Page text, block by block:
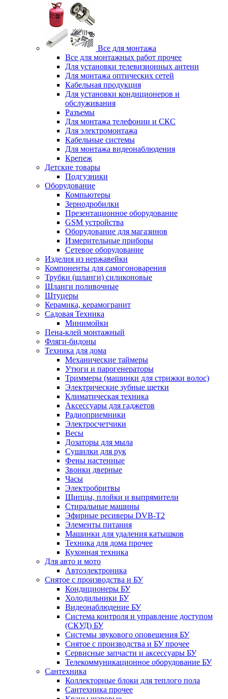
Все для монтажа
Все для монтажных работ прочее
Для установки телевизионных антенн
Для монтажа оптических сетей
Кабельная продукция
Для установки кондиционеров и
обслуживания
Разъемы
Для монтажа телефонии и СКС
Для электромонтажа
Кабельные системы
Для монтажа видеонаблюдения
Крепеж
Детские товары
Подгузники
Оборудование
Компьютеры
Зернодробилки
Презентационное оборудование
GSM устройства
Оборудование для магазинов
Измерительные приборы
Сетевое оборудование
Изделия из нержавейки
Компоненты для самогоноварения
Трубки (шланги) силиконовые
Шланги поливочные
Штуцеры
Керамика, керамогранит
Садовая Техника
Минимойки
Пена-клей монтажный
Фляги-бидоны
Техника для дома
Механические таймеры
Утюги и парогенераторы
Триммеры (машинки для стрижки волос)
Электрические зубные щетки
Климатическая техника
Аксессуары для гаджетов
Радиоприемники
Электросчетчики
Весы
Дозаторы для мыла
Сушилки для рук
Фены настенные
Звонки дверные
Часы
Электробритвы
Щипцы, плойки и выпрямители
Стиральные машины
Эфирные ресиверы DVB-T2
Элементы питания
Машинки для удаления катышков
Техника для дома прочее
Кухонная техника
Для авто и мото
Автоэлектроника
Снятое с производства и БУ
Кондиционеры БУ
Холодильники БУ
Видеонаблюдение БУ
Система контроля и управление доступом
(СКУД) БУ
Системы звукового оповещения БУ
Снятое с производства и БУ прочее
Сервисные запчасти и аксессуары БУ
Телекоммуникационное оборудование БУ
Сантехника
Коллекторные блоки для теплого пола
Сантехника прочее